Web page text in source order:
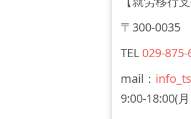
〒300-
TEL 029-
mail：
9:00-18:00(